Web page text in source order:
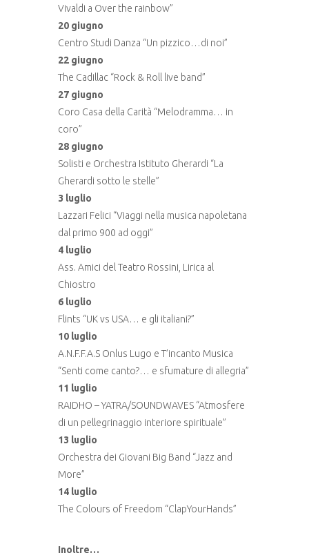
Vivaldi a Over the rainbow”
20 giugno
Centro Studi Danza “Un pizzico…di noi”
22 giugno
The Cadillac “Rock & Roll live band”
27 giugno
Coro Casa della Carità “Melodramma… in
coro”
28 giugno
Solisti e Orchestra Istituto Gherardi “La
Gherardi sotto le stelle”
3 luglio
Lazzari Felici “Viaggi nella musica napoletana
dal primo 900 ad oggi”
4 luglio
Ass. Amici del Teatro Rossini, Lirica al
Chiostro
6 luglio
Flints “UK vs USA… e gli italiani?”
10 luglio
A.N.F.F.A.S Onlus Lugo e T’incanto Musica
“Senti come canto?… e sfumature di allegria”
11 luglio
RAIDHO – YATRA/SOUNDWAVES “Atmosfere
di un pellegrinaggio interiore spirituale”
13 luglio
Orchestra dei Giovani Big Band “Jazz and
More”
14 luglio
The Colours of Freedom “ClapYourHands”
Inoltre…